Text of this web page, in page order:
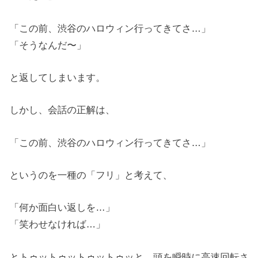
「この前、渋谷のハロウィン行ってきてさ…」
「そうなんだ〜」
と返してしまいます。
しかし、会話の正解は、
「この前、渋谷のハロウィン行ってきてさ…」
というのを一種の「フリ」と考えて、
「何か面白い返しを…」
「笑わせなければ…」